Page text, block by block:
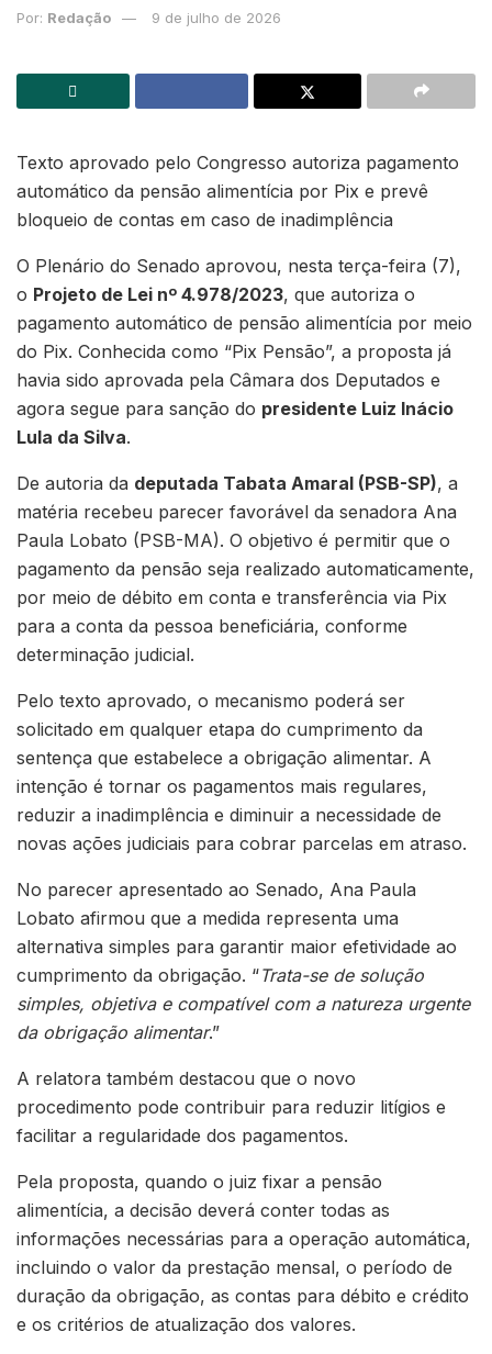
Por: Redação 9 de julho de 2026
Texto aprovado pelo Congresso autoriza pagamento
automático da pensão alimentícia por Pix e prevê
bloqueio de contas em caso de inadimplência
O Plenário do Senado aprovou, nesta terça-feira (7),
o Projeto de Lei nº 4.978/2023, que autoriza o
pagamento automático de pensão alimentícia por meio
do Pix. Conhecida como “Pix Pensão”, a proposta já
havia sido aprovada pela Câmara dos Deputados e
agora segue para sanção do presidente Luiz Inácio
Lula da Silva.
De autoria da deputada Tabata Amaral (PSB-SP), a
matéria recebeu parecer favorável da senadora Ana
Paula Lobato (PSB-MA). O objetivo é permitir que o
pagamento da pensão seja realizado automaticamente,
por meio de débito em conta e transferência via Pix
para a conta da pessoa beneficiária, conforme
determinação judicial.
Pelo texto aprovado, o mecanismo poderá ser
solicitado em qualquer etapa do cumprimento da
sentença que estabelece a obrigação alimentar. A
intenção é tornar os pagamentos mais regulares,
reduzir a inadimplência e diminuir a necessidade de
novas ações judiciais para cobrar parcelas em atraso.
No parecer apresentado ao Senado, Ana Paula
Lobato afirmou que a medida representa uma
alternativa simples para garantir maior efetividade ao
cumprimento da obrigação. “Trata-se de solução
simples, objetiva e compatível com a natureza urgente
da obrigação alimentar.”
A relatora também destacou que o novo
procedimento pode contribuir para reduzir litígios e
facilitar a regularidade dos pagamentos.
Pela proposta, quando o juiz fixar a pensão
alimentícia, a decisão deverá conter todas as
informações necessárias para a operação automática,
incluindo o valor da prestação mensal, o período de
duração da obrigação, as contas para débito e crédito
e os critérios de atualização dos valores.